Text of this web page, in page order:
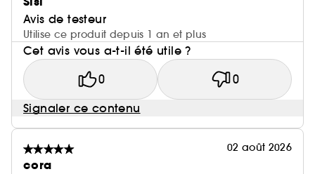
Avis de testeur
Utilise ce produit depuis 1 an et plus
Cet avis vous a-t-il été utile ?
0 0
Signaler ce contenu
02 août 2026
cora